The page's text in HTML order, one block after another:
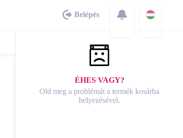
Belépés
ÉHES VAGY?
Old meg a problémát a termék kosárba
helyezésével.